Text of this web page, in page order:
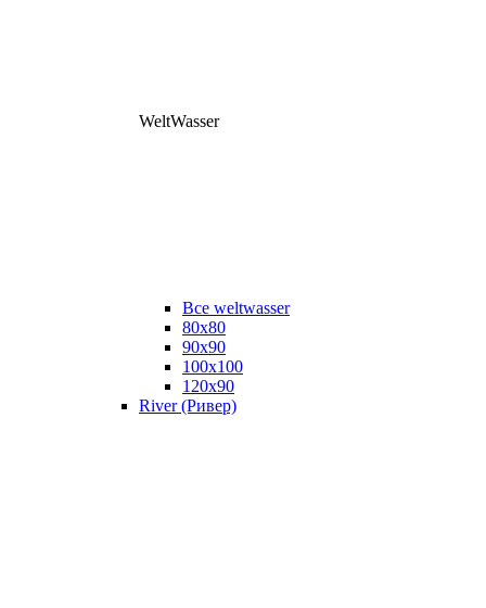
WeltWasser
Все weltwasser
80x80
90x90
100x100
120x90
River (Ривер)